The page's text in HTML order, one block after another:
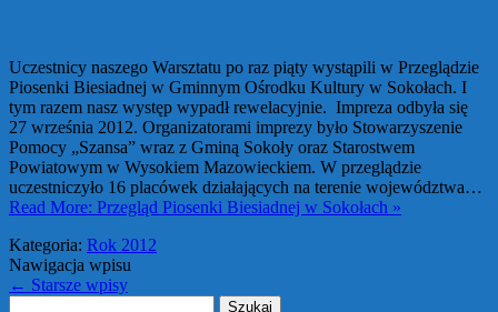
Uczestnicy naszego Warsztatu po raz piąty wystąpili w Przeglądzie
Piosenki Biesiadnej w Gminnym Ośrodku Kultury w Sokołach. I
tym razem nasz występ wypadł rewelacyjnie. Impreza odbyła się
27 września 2012. Organizatorami imprezy było Stowarzyszenie
Pomocy „Szansa” wraz z Gminą Sokoły oraz Starostwem
Powiatowym w Wysokiem Mazowieckiem. W przeglądzie
uczestniczyło 16 placówek działających na terenie województwa…
Read More: Przegląd Piosenki Biesiadnej w Sokołach »
Kategoria: Rok 2012
Nawigacja wpisu
← Starsze wpisy